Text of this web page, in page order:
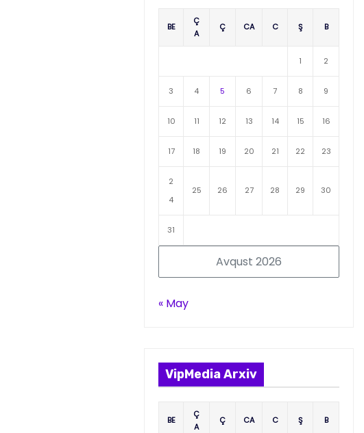
Avqust 2026
BE
Ç
A
Ç CA C Ş B
1 2
3 4 5 6 7 8 9
10 11 12 13 14 15 16
17 18 19 20 21 22 23
2
4
25 26 27 28 29 30
31
« May
VipMedia Arxiv
BE
Ç
A
Ç CA C Ş B